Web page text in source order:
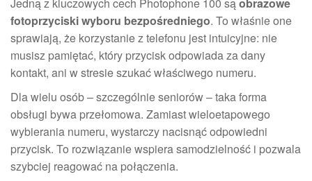
fotoprzyciski wyboru bezpośredniego. To właśnie one
sprawiają, że korzystanie z telefonu jest intuicyjne: nie
musisz pamiętać, który przycisk odpowiada za dany
kontakt, ani w stresie szukać właściwego numeru.
Dla wielu osób – szczególnie seniorów – taka forma
obsługi bywa przełomowa. Zamiast wieloetapowego
wybierania numeru, wystarczy nacisnąć odpowiedni
przycisk. To rozwiązanie wspiera samodzielność i pozwala
szybciej reagować na połączenia.